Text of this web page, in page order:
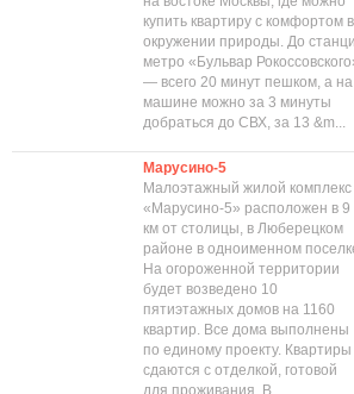
купить квартиру с комфортом в
окружении природы. До
метро «Бульвар
— всего 20 минут пешком, а на
машине можно за 3 минуты
добраться до СВХ, за 13 &m...
Марусино-5
Малоэтажный жилой комплекс
«Марусино-5» расположен в 9
км от столицы, в Люберецком
районе в одноименном
На огороженной территории
будет возведено 10
пятиэтажных домов на 1160
квартир. Все дома выполнены
по единому проекту. Квартиры
сдаются с отделкой, готовой
для проживания. В ...